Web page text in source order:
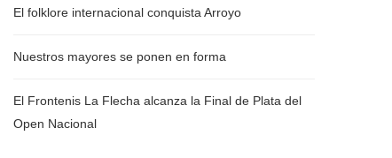
El folklore internacional conquista Arroyo
Nuestros mayores se ponen en forma
El Frontenis La Flecha alcanza la Final de Plata del
Open Nacional